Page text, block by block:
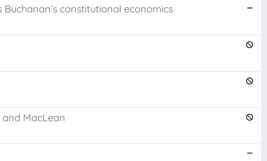
constitutional economics
MacLean